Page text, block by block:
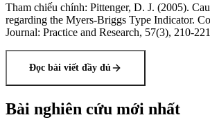
Tham chiếu chính: Pittenger, D. J. (2005).
regarding the Myers-Briggs Type Indicator.
Journal: Practice and Research, 57(3), 210-
Đọc bài viết đầy đủ
Bài nghiên cứu mới nhất